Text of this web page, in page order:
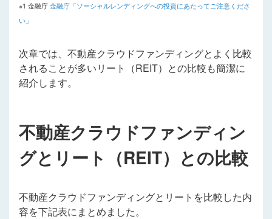
※1 金融庁 金融庁「ソーシャルレンディングへの投資にあたってご注意くださ
い」
次章では、不動産クラウドファンディングとよく比較
されることが多いリート（REIT）との比較も簡潔に
紹介します。
不動産クラウドファンディン
グとリート（REIT）との比較
不動産クラウドファンディングとリートを比較した内
容を下記表にまとめました。